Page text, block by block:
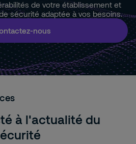
de votre établissement et
sécurité adaptée à vos besoins.
nous
à l'actualité du